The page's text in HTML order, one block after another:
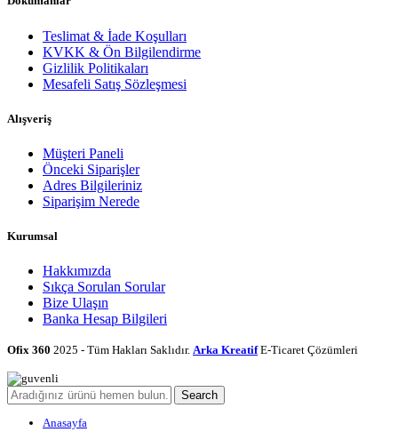
Teslimat & İade Koşulları
KVKK & Ön Bilgilendirme
Gizlilik Politikaları
Mesafeli Satış Sözleşmesi
Alışveriş
Müşteri Paneli
Önceki Siparişler
Adres Bilgileriniz
Siparişim Nerede
Kurumsal
Hakkımızda
Sıkça Sorulan Sorular
Bize Ulaşın
Banka Hesap Bilgileri
Ofix 360 2025 - Tüm Hakları Saklıdır. Arka KreatifE-Ticaret Çözümleri
Search
Anasayfa